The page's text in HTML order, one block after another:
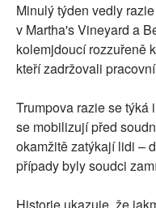
Minulý týden vedly
v Martha's Vineyard a
kolemjdoucí rozzuřeně
kteří zadržovali
Trumpova razie se týká
se mobilizují před
okamžitě zatýkají lidi –
případy byly soudci